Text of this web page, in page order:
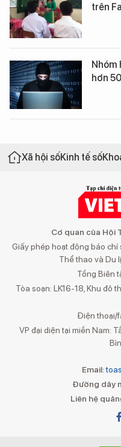
trên
Nhóm
hơn
Xã hội sốKinh tế số
Cơ quan của Hội
Giấy phép hoạt động báo chí
Thể thao và Du
Tổng Biên
Tòa soạn: LK16-18, Khu đô
Điện thoại/
VP đại diện tại miền Nam:
Email:
Đường dây
Liên hệ